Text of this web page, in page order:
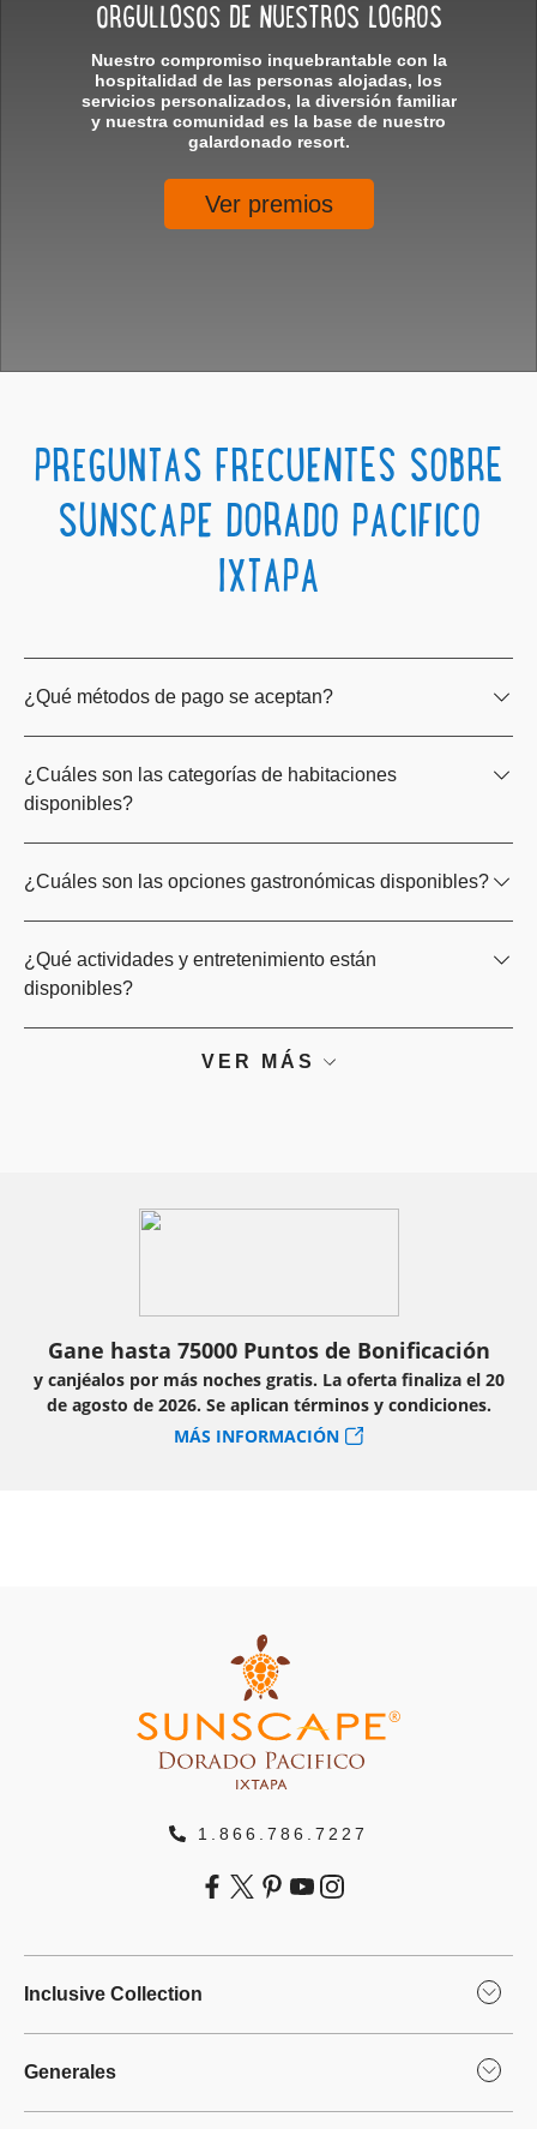
ORGULLOSOS DE NUESTROS LOGROS
Nuestro compromiso inquebrantable con la
hospitalidad de las personas alojadas, los
servicios personalizados, la diversión familiar
y nuestra comunidad es la base de nuestro
galardonado resort.
Ver premios
PREGUNTAS FRECUENTES SOBRE
SUNSCAPE DORADO PACIFICO
IXTAPA
¿Qué métodos de pago se aceptan?
¿Cuáles son las categorías de habitaciones
disponibles?
¿Cuáles son las opciones gastronómicas disponibles?
¿Qué actividades y entretenimiento están
disponibles?
VER MÁS
Gane hasta 75000 Puntos de Bonificación
y canjéalos por más noches gratis. La oferta finaliza el 20
de agosto de 2026. Se aplican términos y condiciones.
MÁS INFORMACIÓN
1.866.786.7227
Inclusive Collection
Generales